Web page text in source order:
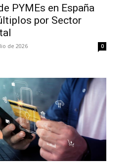
PYMEs en España
por Sector
de 2026 0